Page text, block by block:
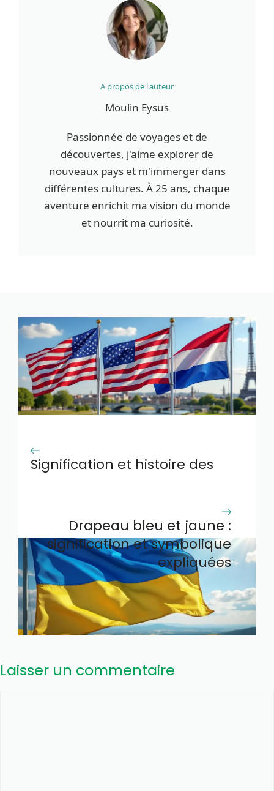
A propos de l'auteur
Moulin Eysus
Passionnée de voyages et de
découvertes, j'aime explorer de
nouveaux pays et m'immerger dans
différentes cultures. À 25 ans, chaque
aventure enrichit ma vision du monde
et nourrit ma curiosité.
Signification et histoire des
Drapeau bleu et jaune :
signification et symbolique
expliquées
Laisser un commentaire